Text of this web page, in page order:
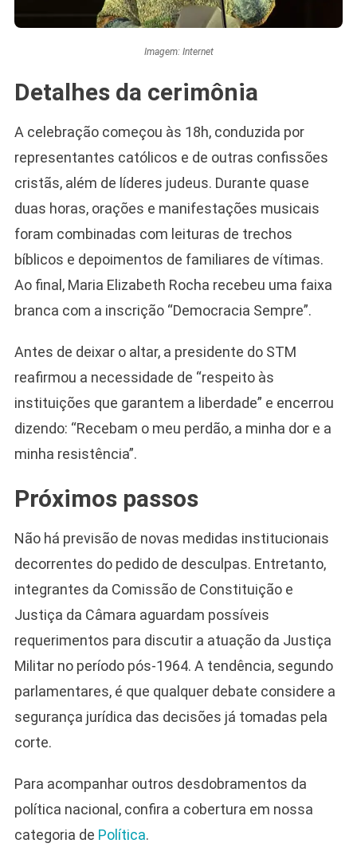
Imagem: Internet
Detalhes da cerimônia
A celebração começou às 18h, conduzida por
representantes católicos e de outras confissões
cristãs, além de líderes judeus. Durante quase
duas horas, orações e manifestações musicais
foram combinadas com leituras de trechos
bíblicos e depoimentos de familiares de vítimas.
Ao final, Maria Elizabeth Rocha recebeu uma faixa
branca com a inscrição “Democracia Sempre”.
Antes de deixar o altar, a presidente do STM
reafirmou a necessidade de “respeito às
instituições que garantem a liberdade” e encerrou
dizendo: “Recebam o meu perdão, a minha dor e a
minha resistência”.
Próximos passos
Não há previsão de novas medidas institucionais
decorrentes do pedido de desculpas. Entretanto,
integrantes da Comissão de Constituição e
Justiça da Câmara aguardam possíveis
requerimentos para discutir a atuação da Justiça
Militar no período pós-1964. A tendência, segundo
parlamentares, é que qualquer debate considere a
segurança jurídica das decisões já tomadas pela
corte.
Para acompanhar outros desdobramentos da
política nacional, confira a cobertura em nossa
categoria de Política.